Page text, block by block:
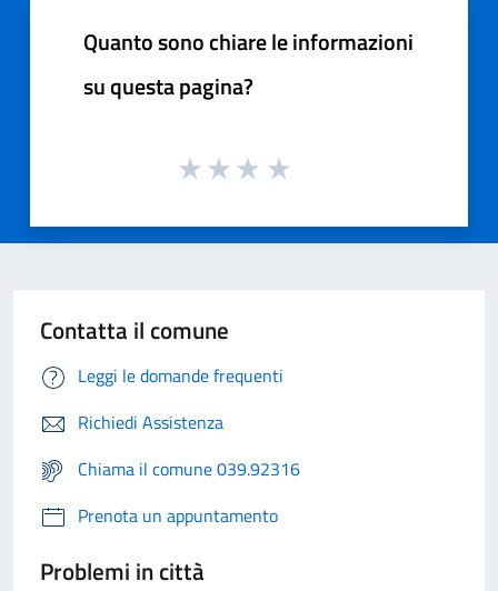
Quanto sono chiare le informazioni
su questa pagina?
Contatta il comune
Leggi le domande frequenti
Richiedi Assistenza
Chiama il comune 039.92316
Prenota un appuntamento
Problemi in città